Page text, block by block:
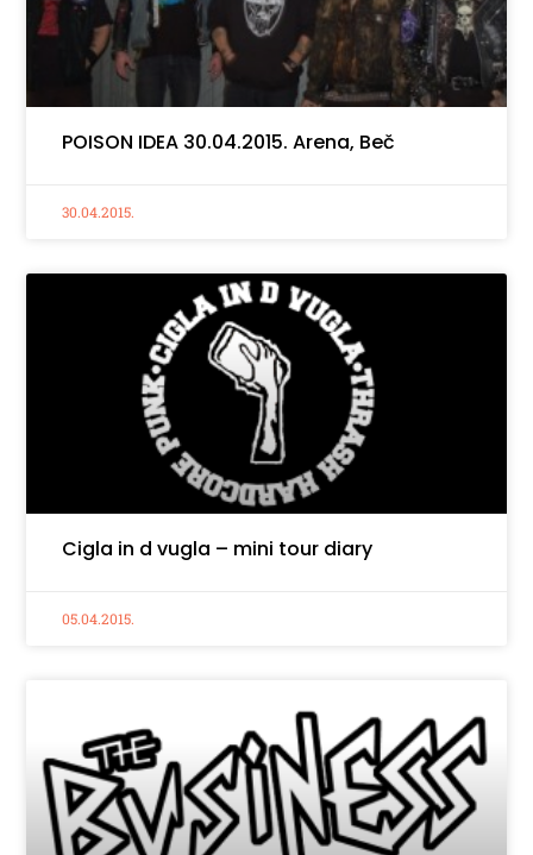
POISON IDEA 30.04.2015. Arena, Beč
30.04.2015.
Cigla in d vugla – mini tour diary
05.04.2015.